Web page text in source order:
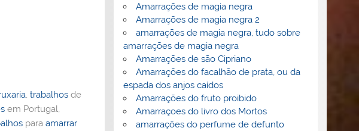
,trabalhos de
em Portugal,
paraamarrar
Amarrações de magia negra
Amarrações de magia negra 2
amarrações de magia negra, tudo sobre
amarrações de magia negra
Amarrações de são Cipriano
Amarrações do facalhão de prata, ou da
espada dos anjos caídos
Amarrações do fruto proibido
Amarraçoes do livro dos Mortos
amarrações do perfume de defunto